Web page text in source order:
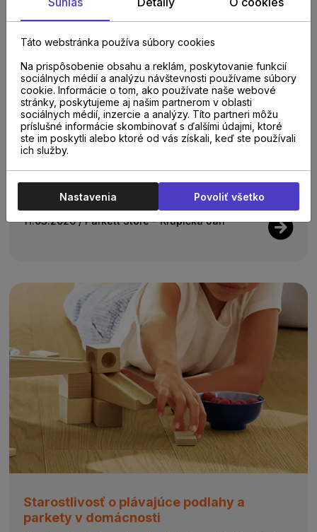
Quick-Step v prevedení HydroSeal
HydroSeal.Zoznámte sa s najnovšou generáciou
laminátových podláh.... Podla...
11.03.2026/ Parkett Store - Krupička Ján
Starostlivosť o plávajúce podlahy a
parkety v domácnosti
Táto webstránka používa súbory cookies
Na prispôsobenie obsahu a reklám, poskytovanie funkcií
sociálnych médií a analýzu návštevnosti používame súbory
cookie. Informácie o tom, ako používate naše webové
stránky, poskytujeme aj našim partnerom v oblasti
sociálnych médií, inzercie a analýzy. Títo partneri môžu
príslušné informácie skombinovať s ďalšími údajmi, ktoré
ste im poskytli alebo ktoré od vás získali, keď ste používali
ich služby.
Nastavenia Povoliť všetko